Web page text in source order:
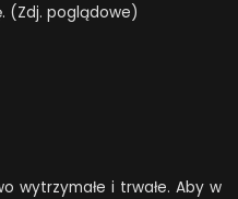
(Zdj. poglądowe)
wytrzymałe i trwałe. Aby w